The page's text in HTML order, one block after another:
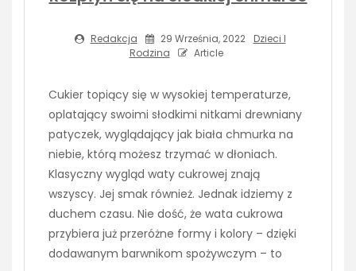
Redakcja 29 Września, 2022
Dzieci I
Rodzina
Article
Cukier topiący się w wysokiej temperaturze,
oplatający swoimi słodkimi nitkami drewniany
patyczek, wyglądający jak biała chmurka na
niebie, którą możesz trzymać w dłoniach.
Klasyczny wygląd waty cukrowej znają
wszyscy. Jej smak również. Jednak idziemy z
duchem czasu. Nie dość, że wata cukrowa
przybiera już przeróżne formy i kolory – dzięki
dodawanym barwnikom spożywczym – to